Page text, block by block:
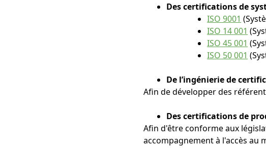
Des certifications de
ISO 9001
ISO 14 001
ISO 45 001
ISO 50 001
De l’ingénierie de
Afin de développer des
Des certifications de
Afin d'être conforme aux
accompagnement à l'accès au